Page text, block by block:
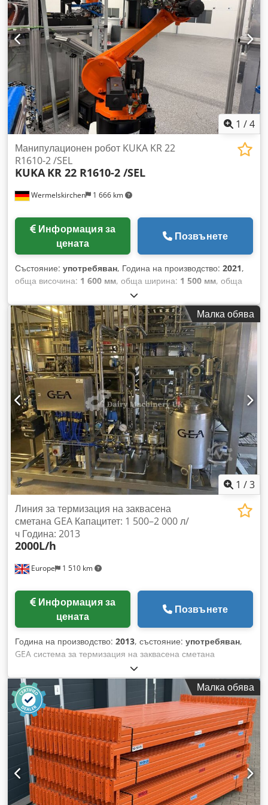
1 /4
Wermelskirchen 1 666 km
Манипулационен робот KUKA KR 22
R1610-2 /SEL
KUKA KR 22 R1610-2 /SEL
Информация за
цената
Позвънете
Състояние: употребяван, Година на производство: 2021,
обща височина: 1 600 мм, обща ширина: 1 500 мм, обща
, товароносимост:
кг, KUKA KR 22 R1610-2 индустриален робот, около 500
работни часа, сериен номер 1304963. 6-осов робот с
номинален товар 22 кг, макс. обхват 1 612 мм Размери
(ДxШxВ) приблизително: 1550 x 1500 x 1600 мм
Управление: KRC 4 Djdpfx Asy S Nkcjihock Тегло
приблизително: 420 кг Брой оси: 6 Максимален обхват: 1
612 мм Товароподемност: 22 кг Година на производство:
2021 Състояние: добро Условия на плащане: 100%
авансово плащане преди взимане Условия на доставка:
натоварен върху камион, свободно Под напрежение: не
Малка обява
1 /3
Europe 1 510 km
Линия за термизация на заквасена
сметана GEA Капацитет: 1 500–2 000 л/
ч Година: 2013
2000L/h
Информация за
цената
Позвънете
Година на производство: 2013, състояние: употребяван,
GEA система за термизация на заквасена сметана
Капацитет: 1500–2000 л/ч Година: 2013 Инсталирана и
свързана – Отлично общо състояние Пълна GEA
производствена линия Предлагаме пълна GEA линия за
термизация на заквасена сметана, първоначално
предназначена за термична обработка на заквасена
сметана и ферментирали млечни продукти. Линията е
инсталирана през 2013 г. и остава инсталирана и свързана
на място. Тя е достъпна за инспекция и може да бъде
предложена заедно със съответното технологично
оборудване, автоматизация и техническа документация.
Системата е доставена като пълна GEA производствена
Малка обява